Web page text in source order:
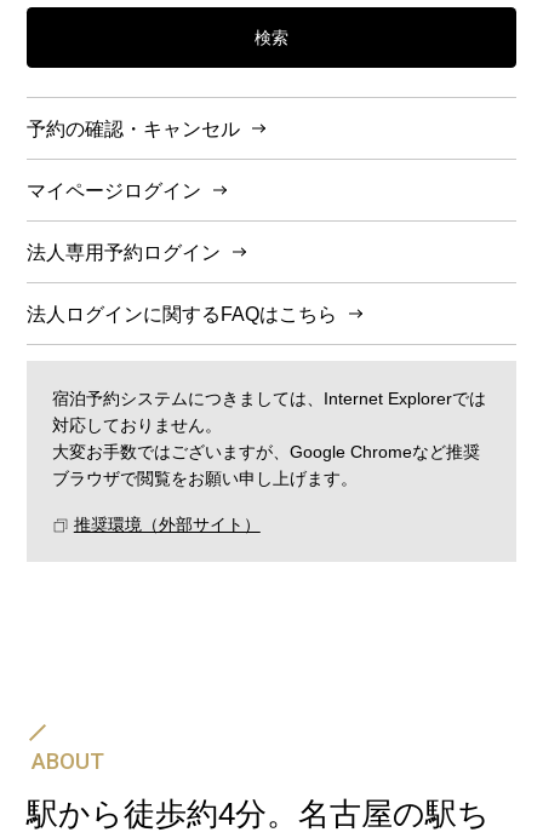
検索
予約の確認・キャンセル
マイページログイン
法人専用予約ログイン
法人ログインに関するFAQはこちら
宿泊予約システムにつきましては、Internet Explorerでは
対応しておりません。
大変お手数ではございますが、Google Chromeなど推奨
ブラウザで閲覧をお願い申し上げます。
推奨環境（外部サイト）
新幹線・JR＋宿泊プラン
ABOUT
駅から徒歩約4分。名古屋の駅ち